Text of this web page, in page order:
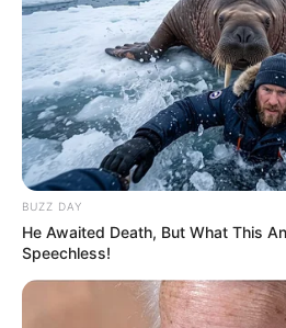
BUZZ DAY
He Awaited Death, But What This
Speechless!